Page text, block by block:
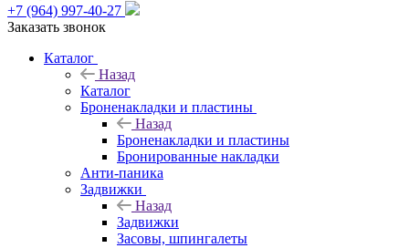
+7 (964) 997-40-27
Заказать звонок
Каталог
Назад
Каталог
Броненакладки и пластины
Назад
Броненакладки и пластины
Бронированные накладки
Анти-паника
Задвижки
Назад
Задвижки
Засовы, шпингалеты